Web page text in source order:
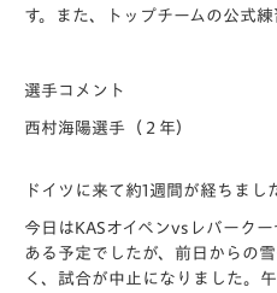
す。また、トップチームの公式練
選手コメント
西村海陽選手（２年）
ドイツに来て約1週間が経ちまし
今日はKASオイペンvsレバーク
ある予定でしたが、前日からの
く、試合が中止になりました。